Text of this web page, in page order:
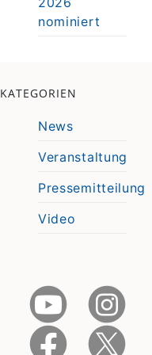
nominiert
KATEGORIEN
News
Veranstaltung
Pressemitteilung
Video